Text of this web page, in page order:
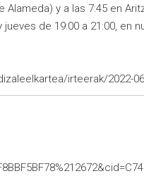
Alameda) y a las 7:45 en
de 19:00 a 21:00, en
irteerak/2022-